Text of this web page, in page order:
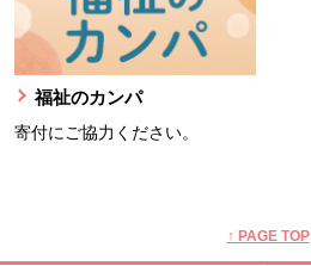
福祉のカンパ
寄付にご協力ください。
↑ PAGE TOP